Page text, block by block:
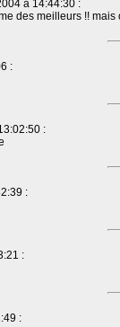
à 14:44:30 :
des meilleurs !!
:
:
:
:
: